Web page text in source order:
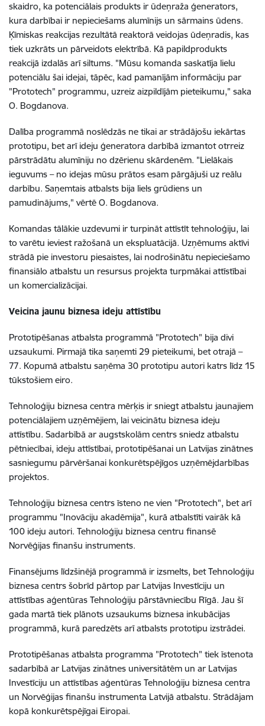
skaidro, ka potenciālais produkts ir ūdeņraža ģenerators,
kura darbībai ir nepieciešams alumīnijs un sārmains ūdens.
Ķīmiskas reakcijas rezultātā reaktorā veidojas ūdeņradis, kas
tiek uzkrāts un pārveidots elektrībā. Kā papildprodukts
reakcijā izdalās arī siltums. "Mūsu komanda saskatīja lielu
potenciālu šai idejai, tāpēc, kad pamanījām informāciju par
"Prototech" programmu, uzreiz aizpildījām pieteikumu," saka
O. Bogdanova.
Dalība programmā noslēdzās ne tikai ar strādājošu iekārtas
prototipu, bet arī ideju ģeneratora darbībā izmantot otrreiz
pārstrādātu alumīniju no dzērienu skārdenēm. "Lielākais
ieguvums – no idejas mūsu prātos esam pārgājuši uz reālu
darbību. Saņemtais atbalsts bija liels grūdiens un
pamudinājums," vērtē O. Bogdanova.
Komandas tālākie uzdevumi ir turpināt attīstīt tehnoloģiju, lai
to varētu ieviest ražošanā un ekspluatācijā. Uzņēmums aktīvi
strādā pie investoru piesaistes, lai nodrošinātu nepieciešamo
finansiālo atbalstu un resursus projekta turpmākai attīstībai
un komercializācijai.
Veicina jaunu biznesa ideju attīstību
Prototipēšanas atbalsta programmā "Prototech" bija divi
uzsaukumi. Pirmajā tika saņemti 29 pieteikumi, bet otrajā –
77. Kopumā atbalstu saņēma 30 prototipu autori katrs līdz 15
tūkstošiem eiro.
Tehnoloģiju biznesa centra mērķis ir sniegt atbalstu jaunajiem
potenciālajiem uzņēmējiem, lai veicinātu biznesa ideju
attīstību. Sadarbībā ar augstskolām centrs sniedz atbalstu
pētniecībai, ideju attīstībai, prototipēšanai un Latvijas zinātnes
sasniegumu pārvēršanai konkurētspējīgos uzņēmējdarbības
projektos.
Tehnoloģiju biznesa centrs īsteno ne vien "Prototech", bet arī
programmu "Inovāciju akadēmija", kurā atbalstīti vairāk kā
100 ideju autori. Tehnoloģiju biznesa centru finansē
Norvēģijas finanšu instruments.
Finansējums līdzšinējā programmā ir izsmelts, bet Tehnoloģiju
biznesa centrs šobrīd pārtop par Latvijas Investīciju un
attīstības aģentūras Tehnoloģiju pārstāvniecību Rīgā. Jau šī
gada martā tiek plānots uzsaukums biznesa inkubācijas
programmā, kurā paredzēts arī atbalsts prototipu izstrādei.
Prototipēšanas atbalsta programma "Prototech" tiek īstenota
sadarbībā ar Latvijas zinātnes universitātēm un ar Latvijas
Investīciju un attīstības aģentūras Tehnoloģiju biznesa centra
un Norvēģijas finanšu instrumenta Latvijā atbalstu. Strādājam
kopā konkurētspējīgai Eiropai.